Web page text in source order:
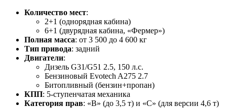
Количество мест:
2+1 (однорядная кабина)
6+1 (двурядная кабина, «Фермер»)
Полная масса: от 3 500 до 4 600 кг
Тип привода: задний
Двигатели:
Дизель G31/G51 2.5, 150 л.с.
Бензиновый Evotech A275 2.7
Битопливный (бензин+пропан)
КПП: 5-ступенчатая механика
Категория прав: «B» (до 3,5 т) и «C» (для версии 4,6 т)